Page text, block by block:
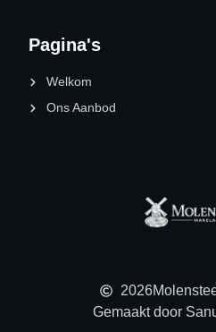
2026
Gemaakt door
Pagina's
Welkom
Ons Aanbod